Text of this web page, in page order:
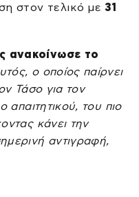
στον τελικό με31
ανακοίνωσε το
ο οποίος παίρνει
Τάσο για τον
απαιτητικού, του πιο
κάνει την
αντιγραφή,